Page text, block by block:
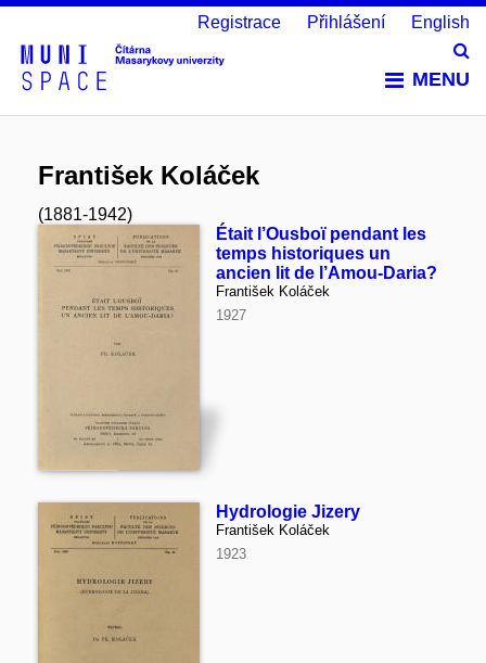
MENU
Registrace Přihlášení English
František Koláček
(1881-1942)
Était l’Ousboï pendant les
temps historiques un
ancien lit de l’Amou-Daria?
František Koláček
1927
Hydrologie Jizery
František Koláček
1923